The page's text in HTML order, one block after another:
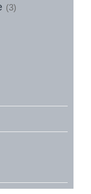
(3)